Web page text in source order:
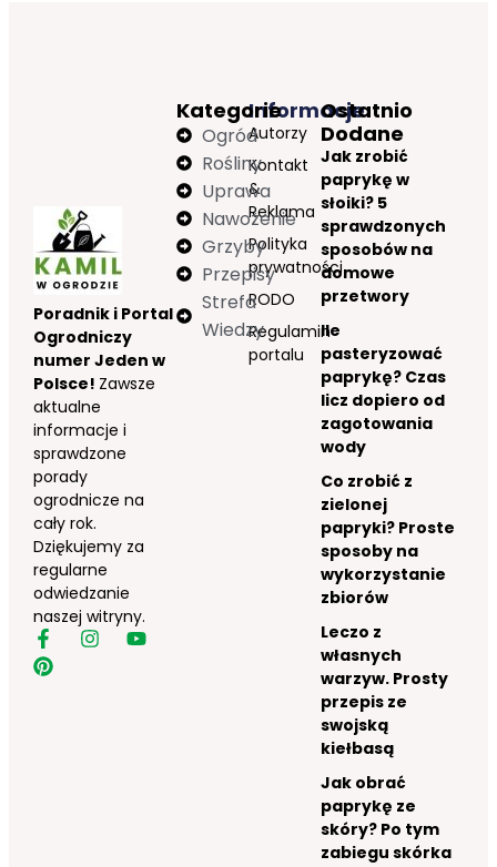
Poradnik i Portal
Ogrodniczy
numer Jeden w
Polsce! Zawsze
aktualne
informacje i
sprawdzone
porady
ogrodnicze na
cały rok.
Dziękujemy za
regularne
odwiedzanie
naszej witryny.
Informacje
Autorzy
Kontakt
&
Reklama
Polityka
prywatności
RODO
Regulamin
portalu
Kategorie
Ogród
Rośliny
Uprawa
Nawożenie
Grzyby
Przepisy
Strefa
Wiedzy
Ostatnio
Dodane
Jak zrobić
paprykę w
słoiki? 5
sprawdzonych
sposobów na
domowe
przetwory
Ile
pasteryzować
paprykę? Czas
licz dopiero od
zagotowania
wody
Co zrobić z
zielonej
papryki? Proste
sposoby na
wykorzystanie
zbiorów
Leczo z
własnych
warzyw. Prosty
przepis ze
swojską
kiełbasą
Jak obrać
paprykę ze
skóry? Po tym
zabiegu skórka